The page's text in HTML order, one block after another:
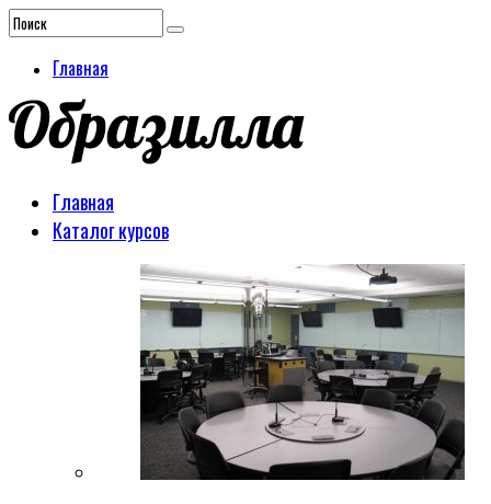
Главная
Главная
Каталог курсов